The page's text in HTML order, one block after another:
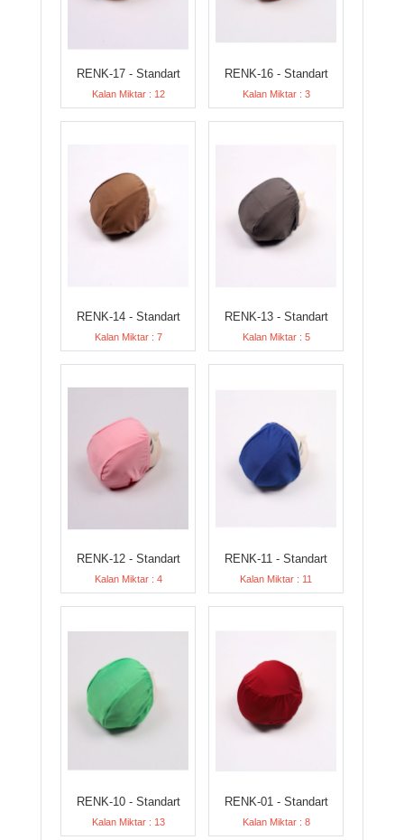
RENK-17 - Standart
Kalan Miktar : 12
RENK-16 - Standart
Kalan Miktar : 3
RENK-14 - Standart
Kalan Miktar : 7
RENK-13 - Standart
Kalan Miktar : 5
RENK-12 - Standart
Kalan Miktar : 4
RENK-11 - Standart
Kalan Miktar : 11
RENK-10 - Standart
Kalan Miktar : 13
RENK-01 - Standart
Kalan Miktar : 8